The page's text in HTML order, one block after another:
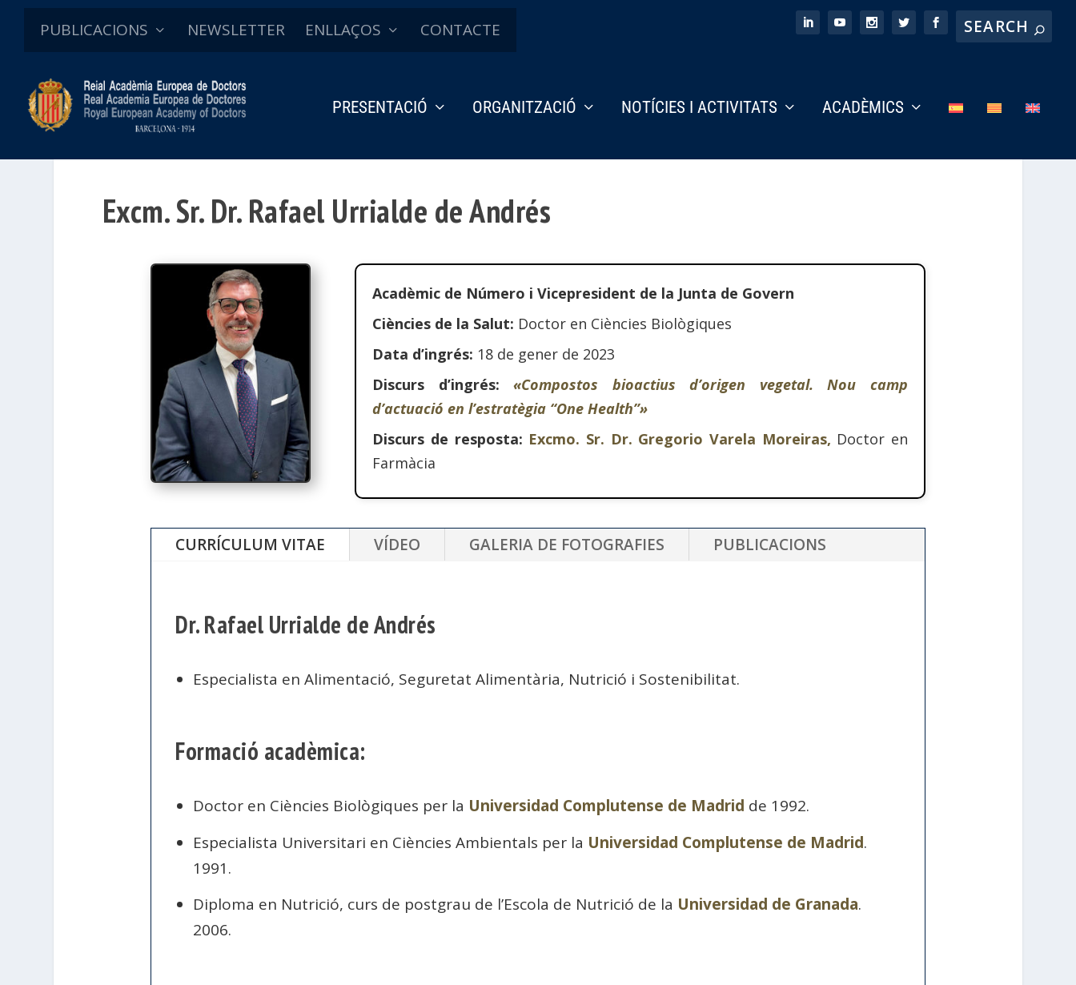
PUBLICACIONS NEWSLETTER ENLLAÇOS CONTACTE
PRESENTACIÓ ORGANITZACIÓ NOTÍCIES I ACTIVITATS ACADÈMICS
Excm. Sr. Dr. Rafael Urrialde de Andrés
Acadèmic de Número i Vicepresident de la Junta de Govern
Ciències de la Salut: Doctor en Ciències Biològiques
Data d’ingrés: 18 de gener de 2023
Discurs d’ingrés:
«Compostos bioactius d’origen vegetal. Nou camp
d’actuació en l’estratègia “One Health”»
Discurs de resposta: Excmo. Sr. Dr. Gregorio Varela Moreiras, Doctor en
Farmàcia
CURRÍCULUM VITAE VÍDEO GALERIA DE FOTOGRAFIES PUBLICACIONS
Dr. Rafael Urrialde de Andrés
Especialista en Alimentació, Seguretat Alimentària, Nutrició i Sostenibilitat.
Formació acadèmica:
Doctor en Ciències Biològiques per la Universidad Complutense de Madrid de 1992.
Especialista Universitari en Ciències Ambientals per la Universidad Complutense de Madrid.
1991.
Diploma en Nutrició, curs de postgrau de l’Escola de Nutrició de la Universidad de Granada.
2006.